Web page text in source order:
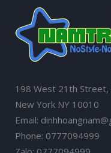
198 West 21th Street,
New York NY 10010
Email:
Phone: 0777094999